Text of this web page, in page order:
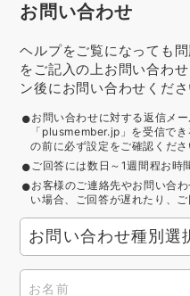
お問い合わせ
ヘルプをご覧になっても
をご記入の上お問い合わ
ン後にお問い合わせくださ
お問い合わせに対する返信メ
「plusmember.jp」を受信で
の前に必ず設定をご確認くださ
ご回答には数日～1週間程お時
お客様のご連絡先やお問い合
い場合、ご回答が遅れたり、